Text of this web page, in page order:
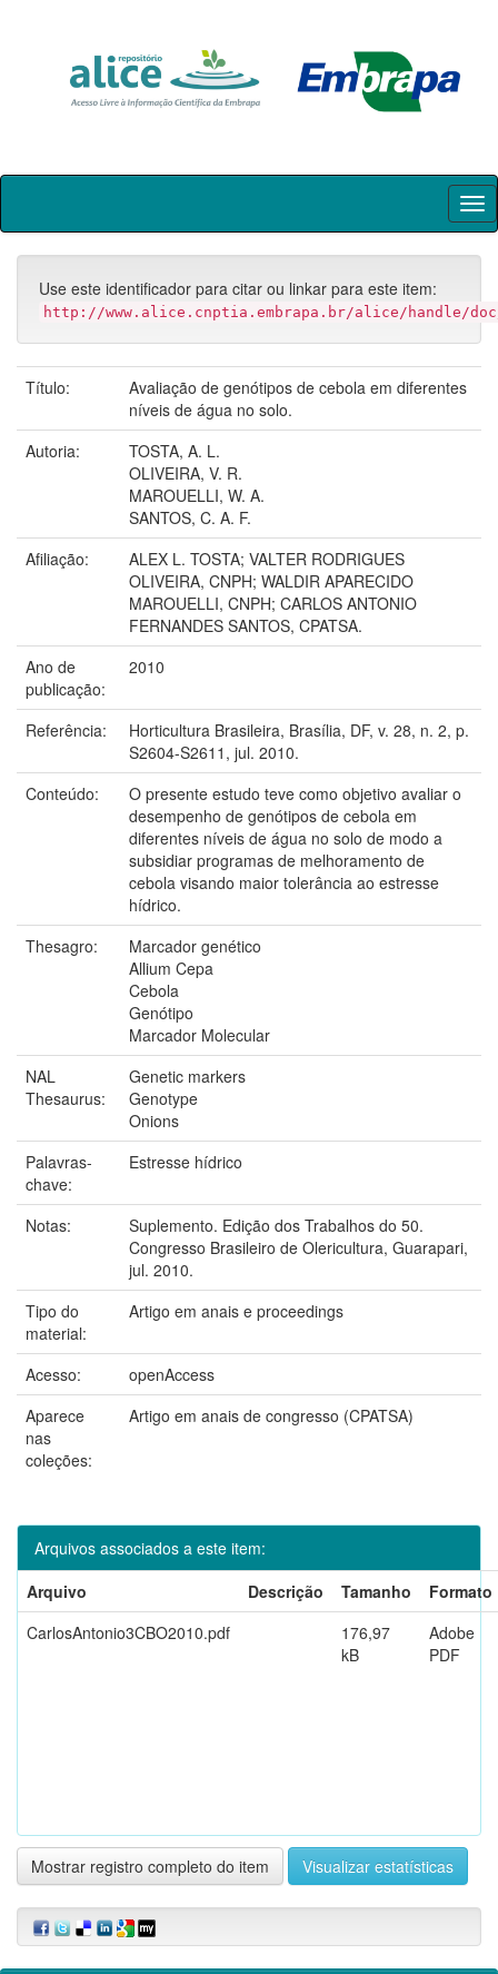
Skip
Use este identificador para citar ou linkar para este item:
http://www.alice.cnptia.embrapa.br/alice/handle/
Título:
Avaliação de genótipos de cebola em diferentes
níveis de água no solo.
Autoria:
TOSTA, A. L.
OLIVEIRA, V. R.
MAROUELLI, W. A.
SANTOS, C. A. F.
Afiliação:
ALEX L. TOSTA; VALTER RODRIGUES
OLIVEIRA, CNPH; WALDIR APARECIDO
MAROUELLI, CNPH; CARLOS ANTONIO
FERNANDES SANTOS, CPATSA.
Ano de
publicação:
2010
Referência:
Horticultura Brasileira, Brasília, DF, v. 28, n. 2, p.
S2604-S2611, jul. 2010.
Conteúdo:
O presente estudo teve como objetivo avaliar o
desempenho de genótipos de cebola em
diferentes níveis de água no solo de modo a
subsidiar programas de melhoramento de
cebola visando maior tolerância ao estresse
hídrico.
Thesagro:
Marcador genético
Allium Cepa
Cebola
Genótipo
Marcador Molecular
NAL
Thesaurus:
Genetic markers
Genotype
Onions
Palavras-
chave:
Estresse hídrico
Notas:
Suplemento. Edição dos Trabalhos do 50.
Congresso Brasileiro de Olericultura, Guarapari,
jul. 2010.
Tipo do
material:
Artigo em anais e proceedings
Acesso:
openAccess
Aparece
nas
coleções:
Artigo em anais de congresso (CPATSA)
Arquivos associados a este item:
Arquivo
Descrição Tamanho
Formato
CarlosAntonio3CBO2010.pdf
176,97
kB
Adobe
PDF
Mostrar registro completo do item Visualizar estatísticas